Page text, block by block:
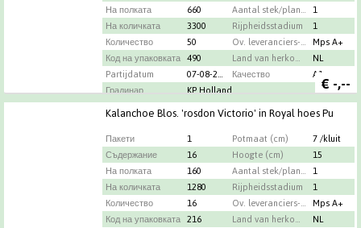
На полката
660
1
На количката
3300 Rijpheidsstadium
1
Количество
50
Mps A+
Код на упаковката
490
NL
Partijdatum
Качество
A1
Градинар
KP Holland € -,--
Kalanchoe Blos. 'rosdon Victorio' in Royal hoes Pu
Пакети 1 Potmaat (cm)
7 /kluit
Съдержание
16 Hoogte (cm)
15
На полката
160
1
На количката
1280 Rijpheidsstadium
1
Количество
16
Mps A+
Код на упаковката
216
NL